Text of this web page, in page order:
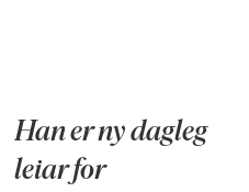
Han er ny dagleg
leiar for